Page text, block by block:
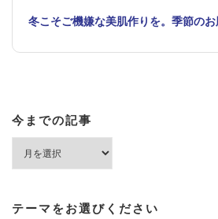
冬こそご機嫌な美肌作りを。季節の
今までの記事
記
テーマをお選びください